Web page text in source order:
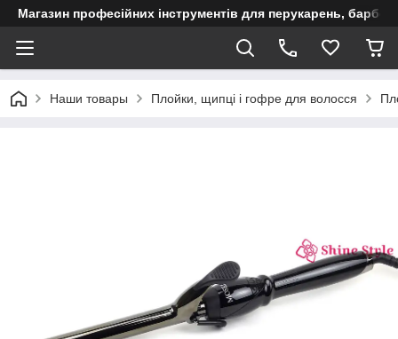
Магазин професійних інструментів для перукарень,
Наши товары Плойки, щипці і гофре для волосся